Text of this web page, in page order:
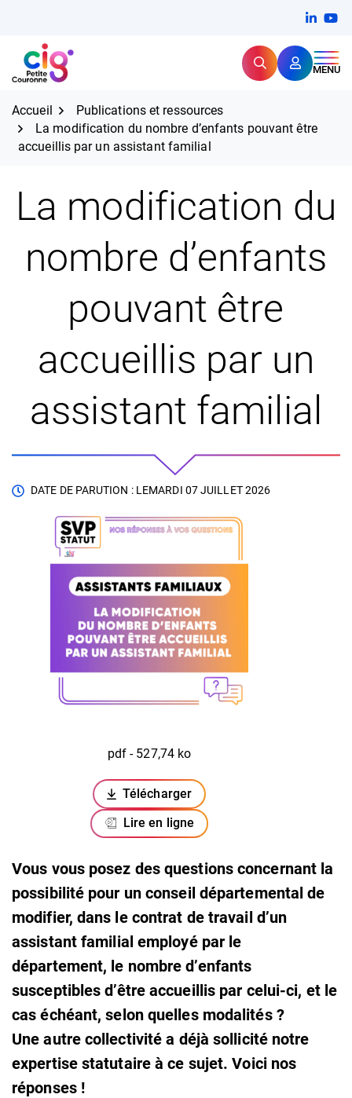
contenu
CIG Petite Couronne RechercherMENU
Expertise et proximité pour
Accueil
Publications et ressources
La modification du nombre d’enfants pouvant être
accueillis par un assistant familial
La modification du
nombre d’enfants
pouvant être
accueillis par un
assistant familial
DATE DE PARUTION : LEMARDI 07 JUILLET 2026
pdf - 527,74 ko
Télécharger
(ouverture dans un nouvel onglet)
Lire en ligne
Vous vous posez des questions concernant la
possibilité pour un conseil départemental de
modifier, dans le contrat de travail d’un
assistant familial employé par le
département, le nombre d’enfants
susceptibles d’être accueillis par celui-ci, et le
cas échéant, selon quelles modalités ?
Une autre collectivité a déjà sollicité notre
expertise statutaire à ce sujet. Voici nos
réponses !